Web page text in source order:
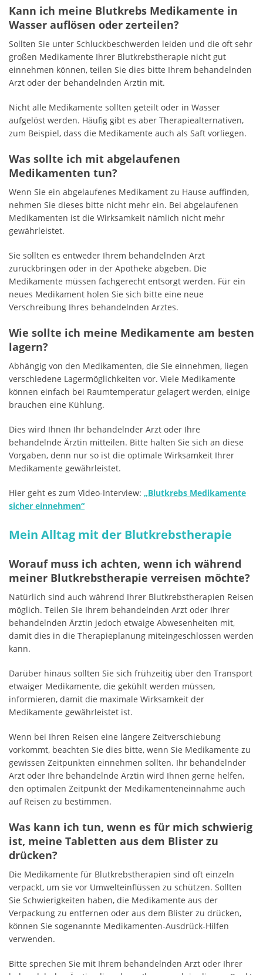
Kann ich meine Blutkrebs Medikamente in
Wasser auflösen oder zerteilen?
Sollten Sie unter Schluckbeschwerden leiden und die oft sehr
großen Medikamente Ihrer Blutkrebstherapie nicht gut
einnehmen können, teilen Sie dies bitte Ihrem behandelnden
Arzt oder der behandelnden Ärztin mit.
Nicht alle Medikamente sollten geteilt oder in Wasser
aufgelöst werden. Häufig gibt es aber Therapiealternativen,
zum Beispiel, dass die Medikamente auch als Saft vorliegen.
Was sollte ich mit abgelaufenen
Medikamenten tun?
Wenn Sie ein abgelaufenes Medikament zu Hause auffinden,
nehmen Sie dieses bitte nicht mehr ein. Bei abgelaufenen
Medikamenten ist die Wirksamkeit nämlich nicht mehr
gewährleistet.
Sie sollten es entweder Ihrem behandelnden Arzt
zurückbringen oder in der Apotheke abgeben. Die
Medikamente müssen fachgerecht entsorgt werden. Für ein
neues Medikament holen Sie sich bitte eine neue
Verschreibung Ihres behandelnden Arztes.
Wie sollte ich meine Medikamente am besten
lagern?
Abhängig von den Medikamenten, die Sie einnehmen, liegen
verschiedene Lagermöglichkeiten vor. Viele Medikamente
können einfach bei Raumtemperatur gelagert werden, einige
brauchen eine Kühlung.
Dies wird Ihnen Ihr behandelnder Arzt oder Ihre
behandelnde Ärztin mitteilen. Bitte halten Sie sich an diese
Vorgaben, denn nur so ist die optimale Wirksamkeit Ihrer
Medikamente gewährleistet.
Hier geht es zum Video-Interview: „Blutkrebs Medikamente
sicher einnehmen“
Mein Alltag mit der Blutkrebstherapie
Worauf muss ich achten, wenn ich während
meiner Blutkrebstherapie verreisen möchte?
Natürlich sind auch während Ihrer Blutkrebstherapien Reisen
möglich. Teilen Sie Ihrem behandelnden Arzt oder Ihrer
behandelnden Ärztin jedoch etwaige Abwesenheiten mit,
damit dies in die Therapieplanung miteingeschlossen werden
kann.
Darüber hinaus sollten Sie sich frühzeitig über den Transport
etwaiger Medikamente, die gekühlt werden müssen,
informieren, damit die maximale Wirksamkeit der
Medikamente gewährleistet ist.
Wenn bei Ihren Reisen eine längere Zeitverschiebung
vorkommt, beachten Sie dies bitte, wenn Sie Medikamente zu
gewissen Zeitpunkten einnehmen sollten. Ihr behandelnder
Arzt oder Ihre behandelnde Ärztin wird Ihnen gerne helfen,
den optimalen Zeitpunkt der Medikamenteneinnahme auch
auf Reisen zu bestimmen.
Was kann ich tun, wenn es für mich schwierig
ist, meine Tabletten aus dem Blister zu
drücken?
Die Medikamente für Blutkrebstherapien sind oft einzeln
verpackt, um sie vor Umwelteinflüssen zu schützen. Sollten
Sie Schwierigkeiten haben, die Medikamente aus der
Verpackung zu entfernen oder aus dem Blister zu drücken,
können Sie sogenannte Medikamenten-Ausdrück-Hilfen
verwenden.
Bitte sprechen Sie mit Ihrem behandelnden Arzt oder Ihrer